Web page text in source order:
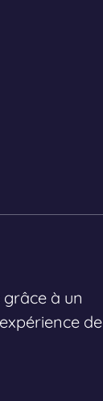
à un
de